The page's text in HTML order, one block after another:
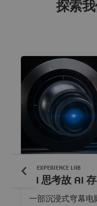
探索
AI 思考故 AI
一部沉浸式穹幕电
3DEXPERIENCE LAB